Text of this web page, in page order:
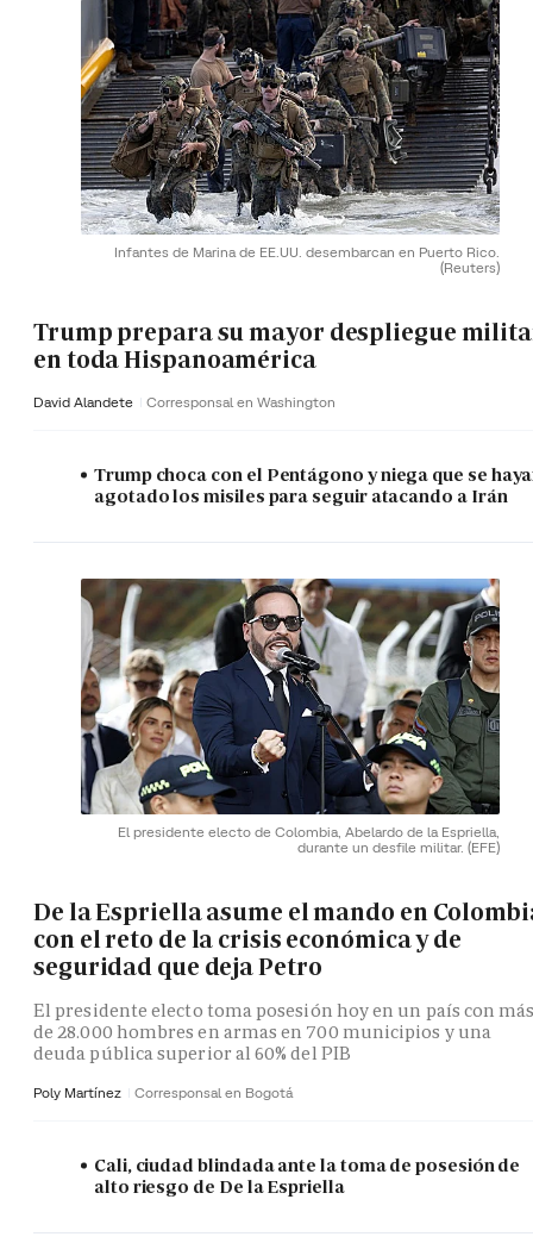
Infantes de Marina de EE.UU. desembarcan en Puerto Rico.
(Reuters)
Trump prepara su mayor despliegue
en toda Hispanoamérica
David Alandete Corresponsal en Washington
Trump choca con el Pentágono y niega que se
agotado los misiles para seguir atacando a Irán
El presidente electo de Colombia, Abelardo de la Espriella,
durante un desfile militar. (EFE)
De la Espriella asume el mando en
con el reto de la crisis económica y de
seguridad que deja Petro
El presidente electo toma posesión hoy en un país con
de 28.000 hombres en armas en 700 municipios y una
deuda pública superior al 60% del PIB
Poly Martínez Corresponsal en Bogotá
Cali, ciudad blindada ante la toma de posesión de
alto riesgo de De la Espriella